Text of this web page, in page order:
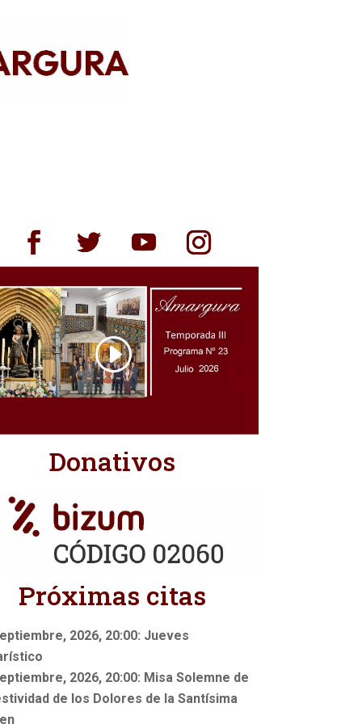
Donativos
Próximas citas
2026, 20:00: Jueves
2026, 20:00: Misa Solemne de
de los Dolores de la Santísima